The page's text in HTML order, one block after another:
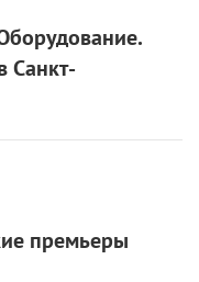
Санкт-
премьеры